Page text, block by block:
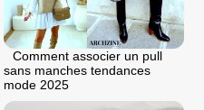
Comment associer un pull
sans manches tendances
mode 2025